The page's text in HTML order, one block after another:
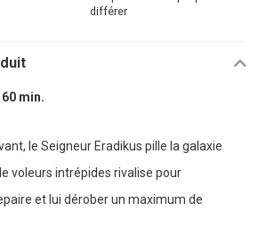
différer
min.
le Seigneur Eradikus pille la galaxie
voleurs intrépides rivalise pour
et lui dérober un maximum de